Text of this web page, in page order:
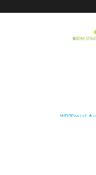
WP2Social